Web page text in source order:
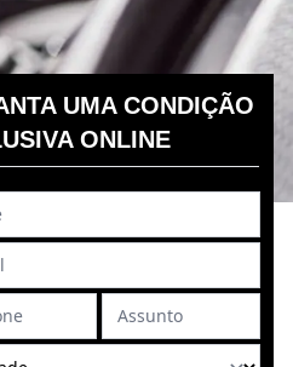
UMA CONDIÇÃO
ONLINE